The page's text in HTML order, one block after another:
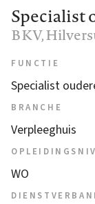
Specialist
BKV,
FUNCTIE
Specialist
BRANCHE
Verpleeghuis
WO